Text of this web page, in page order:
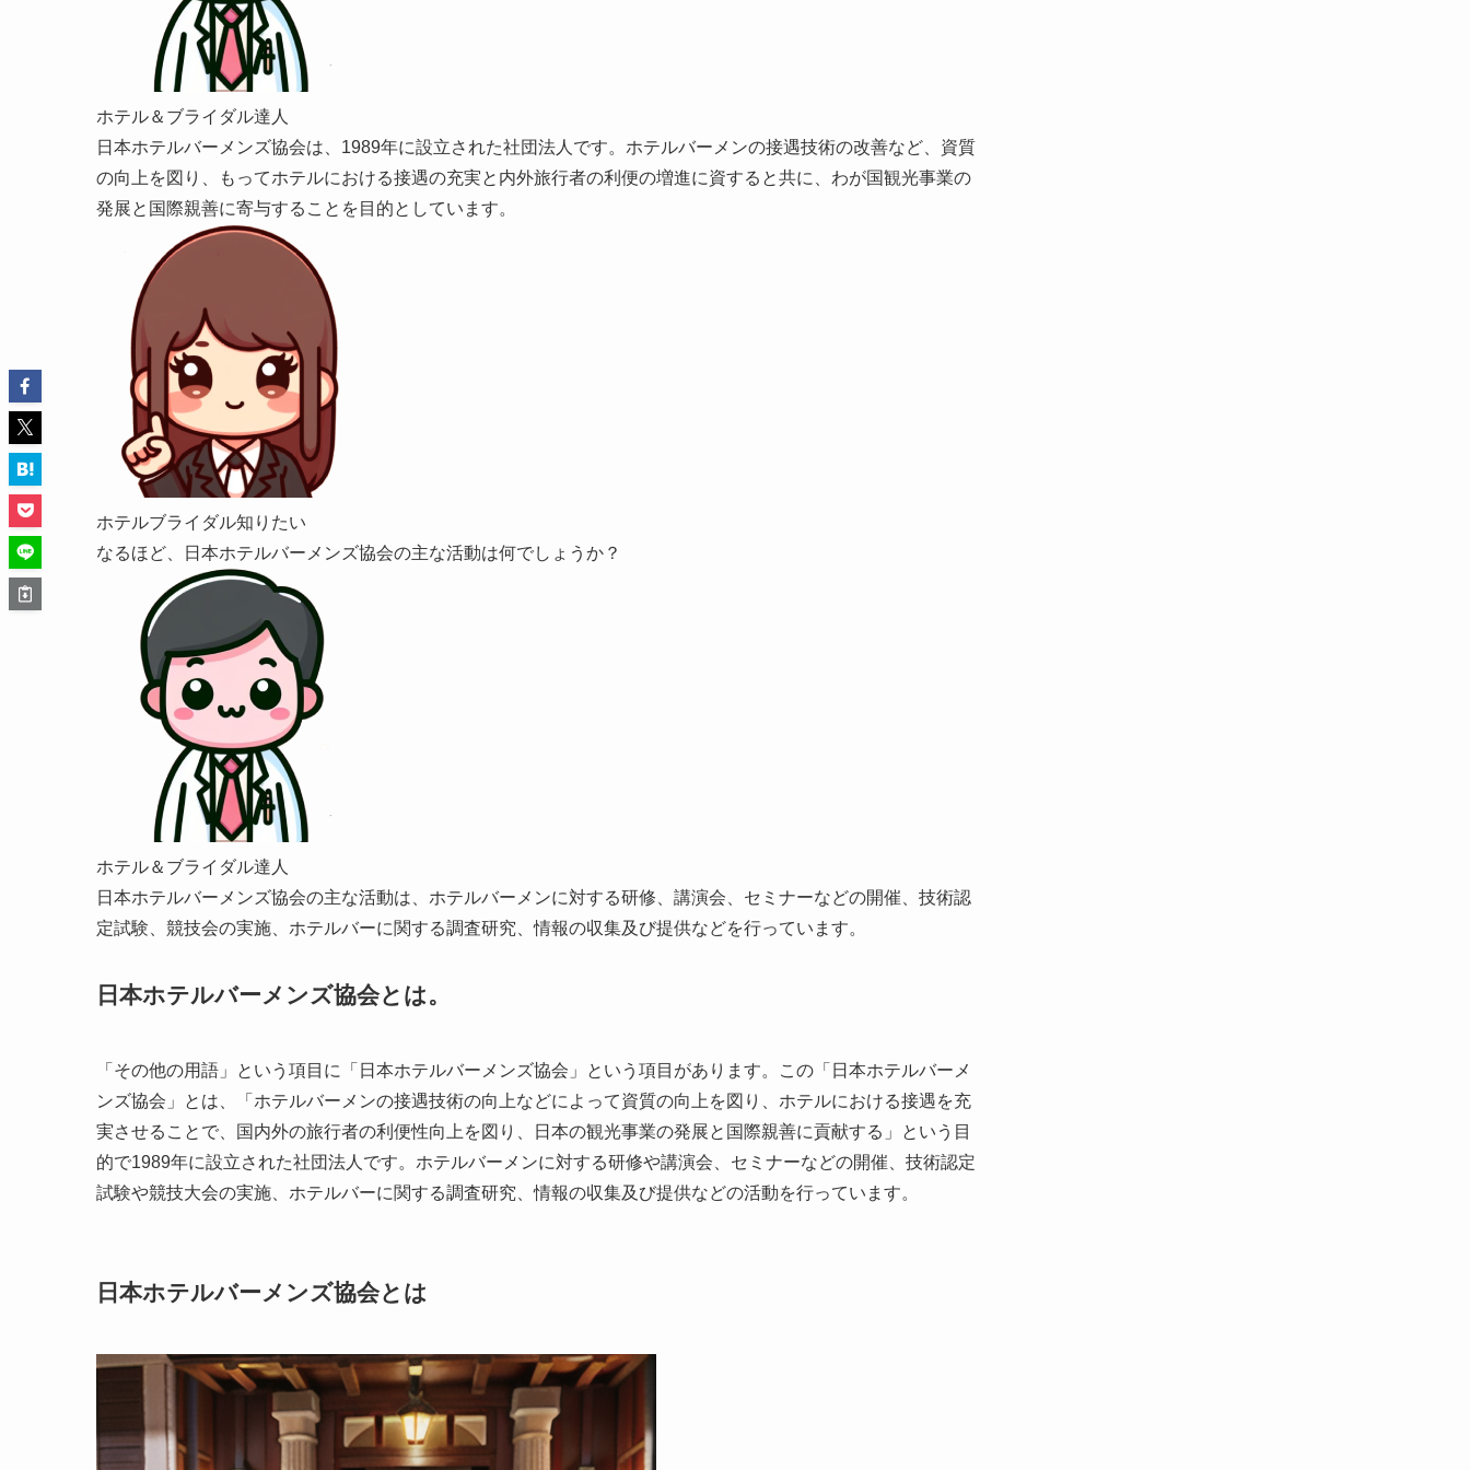
ホテル＆ブライダル達人
日本ホテルバーメンズ協会は、1989年に設立された社団法人です。ホテルバーメンの接遇技術の改善など、資質
の向上を図り、もってホテルにおける接遇の充実と内外旅行者の利便の増進に資すると共に、わが国観光事業の
発展と国際親善に寄与することを目的としています。
ホテルブライダル知りたい
なるほど、日本ホテルバーメンズ協会の主な活動は何でしょうか？
ホテル＆ブライダル達人
日本ホテルバーメンズ協会の主な活動は、ホテルバーメンに対する研修、講演会、セミナーなどの開催、技術認
定試験、競技会の実施、ホテルバーに関する調査研究、情報の収集及び提供などを行っています。
日本ホテルバーメンズ協会とは。
「その他の用語」という項目に「日本ホテルバーメンズ協会」という項目があります。この「日本ホテルバーメ
ンズ協会」とは、「ホテルバーメンの接遇技術の向上などによって資質の向上を図り、ホテルにおける接遇を充
実させることで、国内外の旅行者の利便性向上を図り、日本の観光事業の発展と国際親善に貢献する」という目
的で1989年に設立された社団法人です。ホテルバーメンに対する研修や講演会、セミナーなどの開催、技術認定
試験や競技大会の実施、ホテルバーに関する調査研究、情報の収集及び提供などの活動を行っています。
日本ホテルバーメンズ協会とは